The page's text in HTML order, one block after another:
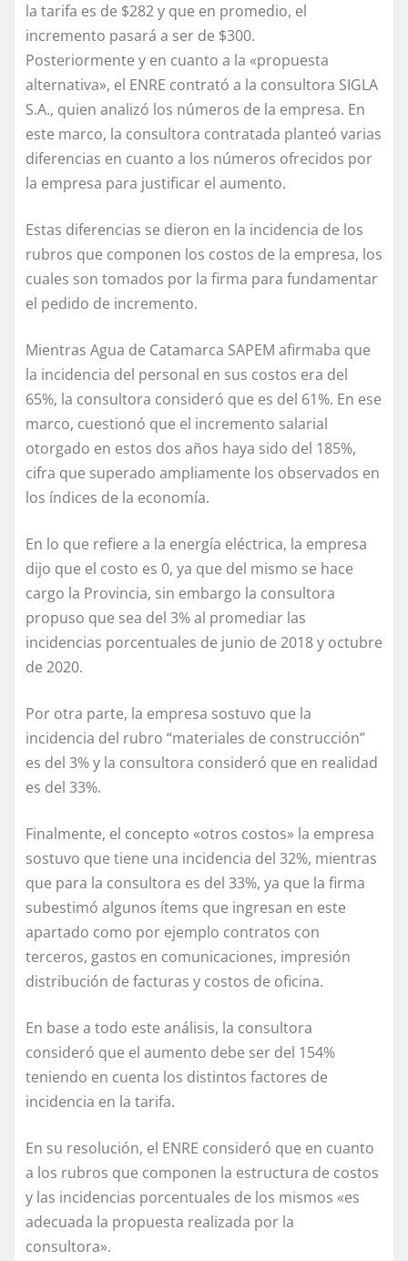
la tarifa es de $282 y que en promedio, el
incremento pasará a ser de $300.
Posteriormente y en cuanto a la «propuesta
alternativa», el ENRE contrató a la consultora SIGLA
S.A., quien analizó los números de la empresa. En
este marco, la consultora contratada planteó varias
diferencias en cuanto a los números ofrecidos por
la empresa para justificar el aumento.
Estas diferencias se dieron en la incidencia de los
rubros que componen los costos de la empresa, los
cuales son tomados por la firma para fundamentar
el pedido de incremento.
Mientras Agua de Catamarca SAPEM afirmaba que
la incidencia del personal en sus costos era del
65%, la consultora consideró que es del 61%. En ese
marco, cuestionó que el incremento salarial
otorgado en estos dos años haya sido del 185%,
cifra que superado ampliamente los observados en
los índices de la economía.
En lo que refiere a la energía eléctrica, la empresa
dijo que el costo es 0, ya que del mismo se hace
cargo la Provincia, sin embargo la consultora
propuso que sea del 3% al promediar las
incidencias porcentuales de junio de 2018 y octubre
de 2020.
Por otra parte, la empresa sostuvo que la
incidencia del rubro “materiales de construcción”
es del 3% y la consultora consideró que en realidad
es del 33%.
Finalmente, el concepto «otros costos» la empresa
sostuvo que tiene una incidencia del 32%, mientras
que para la consultora es del 33%, ya que la firma
subestimó algunos ítems que ingresan en este
apartado como por ejemplo contratos con
terceros, gastos en comunicaciones, impresión
distribución de facturas y costos de oficina.
En base a todo este análisis, la consultora
consideró que el aumento debe ser del 154%
teniendo en cuenta los distintos factores de
incidencia en la tarifa.
En su resolución, el ENRE consideró que en cuanto
a los rubros que componen la estructura de costos
y las incidencias porcentuales de los mismos «es
adecuada la propuesta realizada por la
consultora».